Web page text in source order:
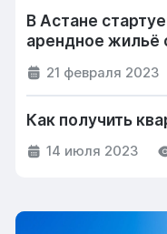
В Астане
арендное жильё
21 февраля 2023
Как получить
14 июля 2023